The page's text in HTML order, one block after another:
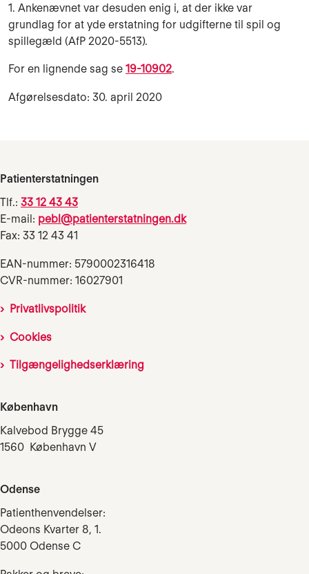
1. Ankenævnet var desuden enig i, at der ikke var
grundlag for at yde erstatning for udgifterne til spil og
spillegæld (AfP 2020-5513).
For en lignende sag se 19-10902.
Afgørelsesdato: 30. april 2020
Patienterstatningen
Tlf.: 33 12 43 43
E-mail: pebl@patienterstatningen.dk
Fax: 33 12 43 41
EAN-nummer: 5790002316418
CVR-nummer: 16027901
Privatlivspolitik
Cookies
Tilgængelighedserklæring
København
Kalvebod Brygge 45
1560 København V
Odense
Patienthenvendelser:
Odeons Kvarter 8, 1.
5000 Odense C